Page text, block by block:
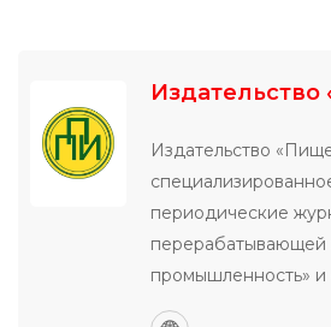
Издательство
периодические
промышленность» и